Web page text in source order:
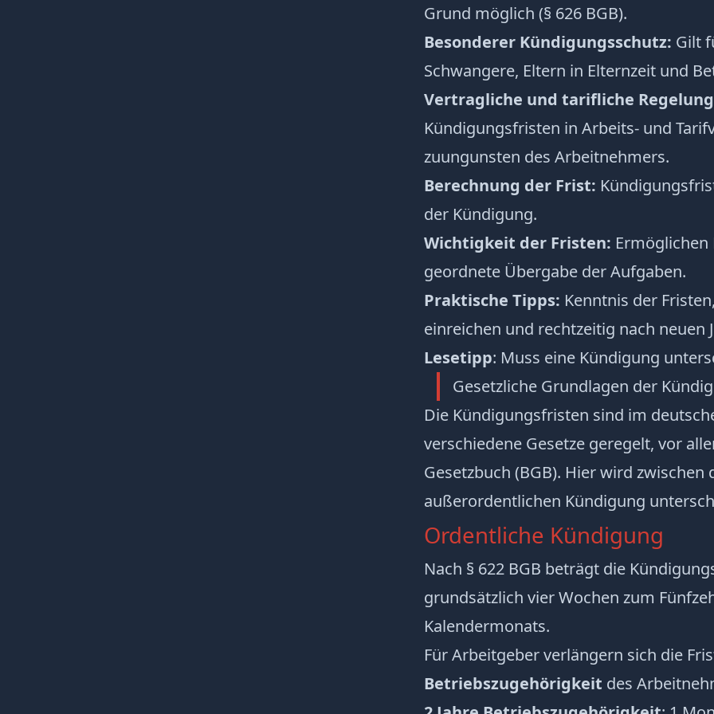
Grund möglich (§ 626 BGB).
Besonderer Kündigungsschutz: Gilt
Schwangere, Eltern in Elternzeit und
Vertragliche und tarifliche
Kündigungsfristen in Arbeits- und
zuungunsten des Arbeitnehmers.
Berechnung der Frist:
der Kündigung.
Wichtigkeit der Fristen:
geordnete Übergabe der Aufgaben.
Praktische Tipps: Kenntnis der
einreichen und rechtzeitig nach neuen
Lesetipp: Muss eine Kündigung
Gesetzliche Grundlagen der
Die Kündigungsfristen sind im
verschiedene Gesetze geregelt, vor
Gesetzbuch (BGB). Hier wird zwischen
außerordentlichen Kündigung
Ordentliche Kündigung
Nach § 622 BGB beträgt die
grundsätzlich vier Wochen zum
Kalendermonats.
Für Arbeitgeber verlängern sich die
Betriebszugehörigkeit des